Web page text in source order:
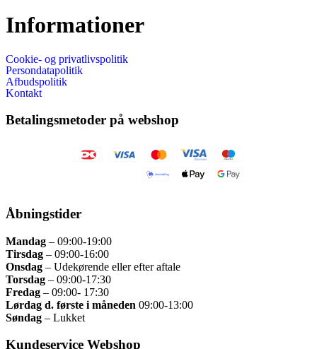
Informationer
Cookie- og privatlivspolitik
Persondatapolitik
Afbudspolitik
Kontakt
Betalingsmetoder på webshop
Åbningstider
Mandag – 09:00-19:00
Tirsdag – 09:00-16:00
Onsdag – Udekørende eller efter aftale
Torsdag – 09:00-17:30
Fredag – 09:00- 17:30
Lørdag d. første i måneden 09:00-13:00
Søndag – Lukket
Kundeservice Webshop